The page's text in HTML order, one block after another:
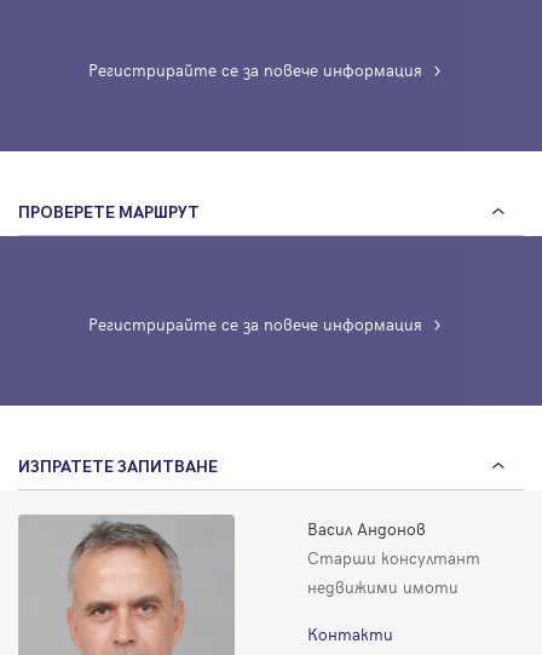
Регистрирайте се за повече информация
ПРОВЕРЕТЕ МАРШРУТ
Регистрирайте се за повече информация
ИЗПРАТЕТЕ ЗАПИТВАНЕ
Васил Андонов
Старши консултант
недвижими имоти
Контакти